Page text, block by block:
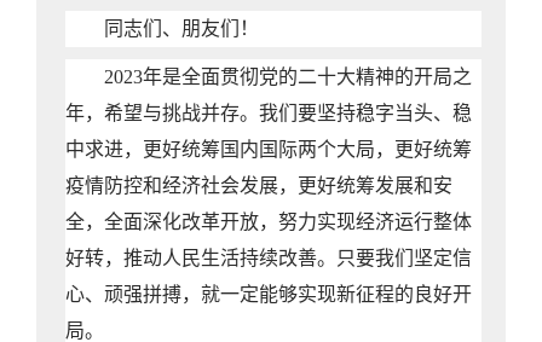
同志们、朋友们！
2023年是全面贯彻党的二十大精神的开局之
年，希望与挑战并存。我们要坚持稳字当头、稳
中求进，更好统筹国内国际两个大局，更好统筹
疫情防控和经济社会发展，更好统筹发展和安
全，全面深化改革开放，努力实现经济运行整体
好转，推动人民生活持续改善。只要我们坚定信
心、顽强拼搏，就一定能够实现新征程的良好开
局。